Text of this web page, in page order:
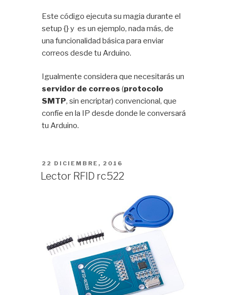
Este código ejecuta su magia durante el
setup {} y es un ejemplo, nada más, de
una funcionalidad básica para enviar
correos desde tu Arduino.
Igualmente considera que necesitarás un
servidor de correos (protocolo
SMTP, sin encriptar) convencional, que
confíe en la IP desde donde le conversará
tu Arduino.
PUBLICADO
EL
22 DICIEMBRE, 2016
Lector RFID rc522